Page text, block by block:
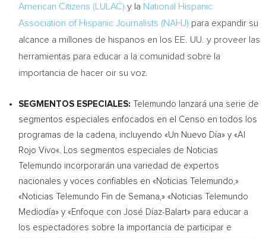
American Citizens (LULAC) y la National Hispanic
Association of Hispanic Journalists (NAHJ) para expandir su
alcance a millones de hispanos en los EE. UU. y proveer las
herramientas para educar a la comunidad sobre la
importancia de hacer oir su voz.
SEGMENTOS ESPECIALES: Telemundo lanzará una serie de
segmentos especiales enfocados en el Censo en todos los
programas de la cadena, incluyendo «Un Nuevo Día» y «Al
Rojo Vivo«. Los segmentos especiales de Noticias
Telemundo incorporarán una variedad de expertos
nacionales y voces confiables en «Noticias Telemundo,»
«Noticias Telemundo Fin de Semana,» «Noticias Telemundo
Mediodía» y «Enfoque con José Díaz-Balart» para educar a
los espectadores sobre la importancia de participar e